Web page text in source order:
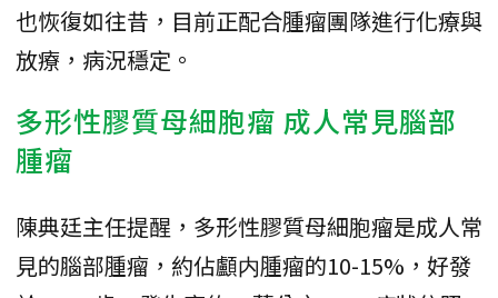
也恢復如往昔，目前正配合腫瘤團隊進行化療與
放療，病況穩定。
多形性膠質母細胞瘤 成人常見腦部
腫瘤
陳典廷主任提醒，多形性膠質母細胞瘤是成人常
見的腦部腫瘤，約佔顱内腫瘤的10-15%，好發